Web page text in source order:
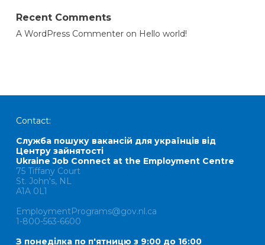
Recent Comments
A WordPress Commenteron Hello world!
Contact:
Служба пошуку вакансій для українців від
Центру зайнятості
Ukraine Job Connect at the Employment Centre
75 Tiffany Court
St. John's, NL
A1A 0L1
EmploymentPrograms@gov.nl.ca
1-800-563-6600
З понеділка по п'ятницю з 9:00 до 16:00